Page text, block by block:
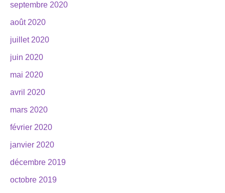
septembre 2020
août 2020
juillet 2020
juin 2020
mai 2020
avril 2020
mars 2020
février 2020
janvier 2020
décembre 2019
octobre 2019